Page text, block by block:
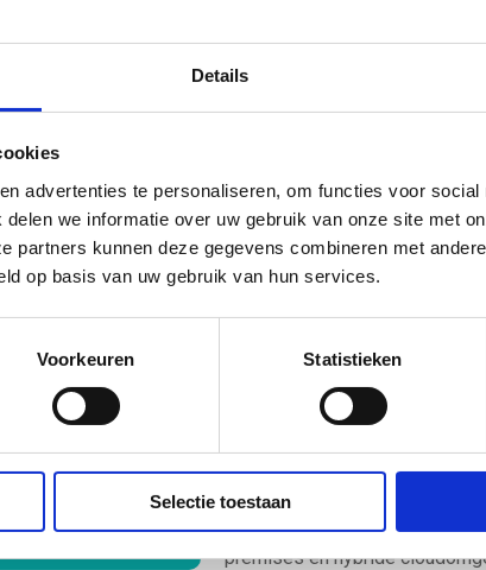
Details
advertenties te personaliseren, om functies voor social
we informatie over uw gebruik van onze site met
partners kunnen deze gegevens combineren met
op basis van uw gebruik van hun services.
Voorkeuren Statistieken
Selectie toestaan
[ AZ-900 ]
Microsoft Azure
Microsoft Azure
computing en Microsoft
zoals infrastructuur,
verdere certificeringen binnen
cloudtechnologieën, zoals
Bekijk deze training
Windows Server
800/ AZ-801)
Vergroot je expertise met de
Hybrid Administrator
premises en hybride